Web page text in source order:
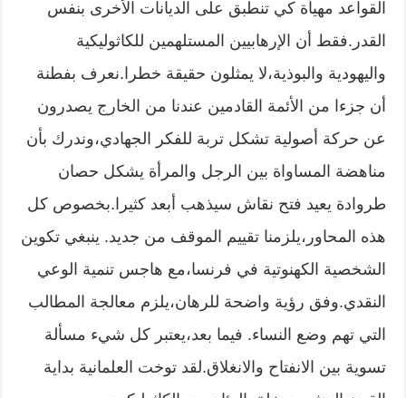
القواعد مهيأة كي تنطبق على الديانات الأخرى بنفس
القدر.فقط أن الإرهابيين المستلهمين للكاثوليكية
واليهودية والبوذية،لا يمثلون حقيقة خطرا.نعرف بفطنة
أن جزءا من الأئمة القادمين عندنا من الخارج يصدرون
عن حركة أصولية تشكل تربة للفكر الجهادي،وندرك بأن
مناهضة المساواة بين الرجل والمرأة يشكل حصان
طروادة يعيد فتح نقاش سيذهب أبعد كثيرا.بخصوص كل
هذه المحاور،يلزمنا تقييم الموقف من جديد. ينبغي تكوين
الشخصية الكهنوتية في فرنسا،مع هاجس تنمية الوعي
النقدي.وفق رؤية واضحة للرهان،يلزم معالجة المطالب
التي تهم وضع النساء. فيما بعد،يعتبر كل شيء مسألة
تسوية بين الانفتاح والانغلاق.لقد توخت العلمانية بداية